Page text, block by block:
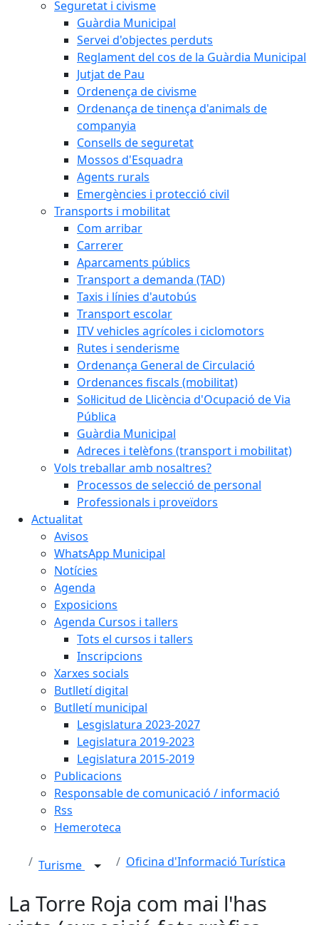
Seguretat i civisme
Guàrdia Municipal
Servei d'objectes perduts
Reglament del cos de la Guàrdia Municipal
Jutjat de Pau
Ordenença de civisme
Ordenança de tinença d'animals de
companyia
Consells de seguretat
Mossos d'Esquadra
Agents rurals
Emergències i protecció civil
Transports i mobilitat
Com arribar
Carrerer
Aparcaments públics
Transport a demanda (TAD)
Taxis i línies d'autobús
Transport escolar
ITV vehicles agrícoles i ciclomotors
Rutes i senderisme
Ordenança General de Circulació
Ordenances fiscals (mobilitat)
Sol·licitud de Llicència d'Ocupació de Via
Pública
Guàrdia Municipal
Adreces i telèfons (transport i mobilitat)
Vols treballar amb nosaltres?
Processos de selecció de personal
Professionals i proveïdors
Actualitat
Avisos
WhatsApp Municipal
Notícies
Agenda
Exposicions
Agenda Cursos i tallers
Tots el cursos i tallers
Inscripcions
Xarxes socials
Butlletí digital
Butlletí municipal
Lesgislatura 2023-2027
Legislatura 2019-2023
Legislatura 2015-2019
Publicacions
Responsable de comunicació / informació
Rss
Hemeroteca
Turisme Oficina d'Informació Turística
La Torre Roja com mai l'has